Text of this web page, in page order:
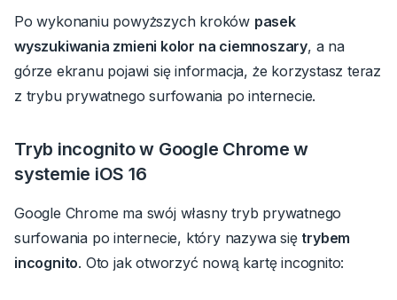
Po wykonaniu powyższych kroków pasek
wyszukiwania zmieni kolor na ciemnoszary, a na
górze ekranu pojawi się informacja, że korzystasz teraz
z trybu prywatnego surfowania po internecie.
Tryb incognito w Google Chrome w
systemie iOS 16
Google Chrome ma swój własny tryb prywatnego
surfowania po internecie, który nazywa się trybem
incognito. Oto jak otworzyć nową kartę incognito: